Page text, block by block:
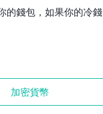
的錢包，如果你的冷錢
加密貨幣